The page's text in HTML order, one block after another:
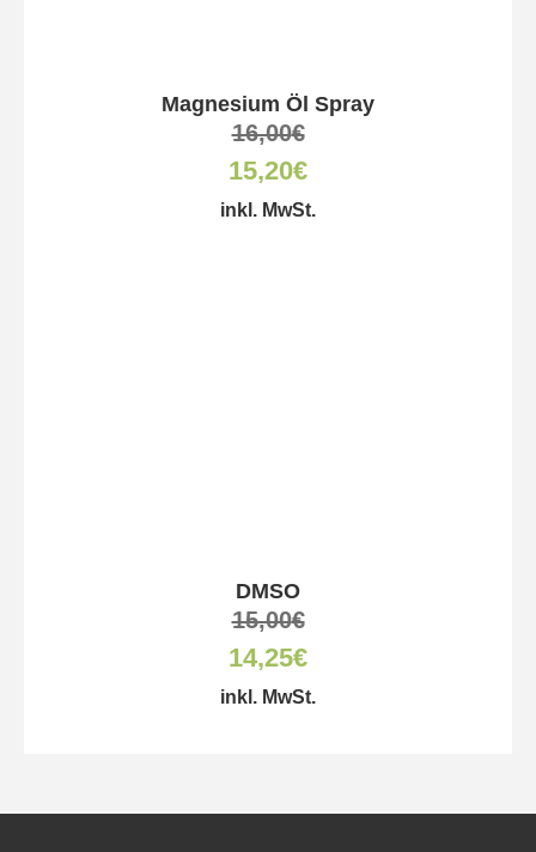
Magnesium Öl Spray
16,00€
15,20€
inkl. MwSt.
DMSO
15,00€
14,25€
inkl. MwSt.